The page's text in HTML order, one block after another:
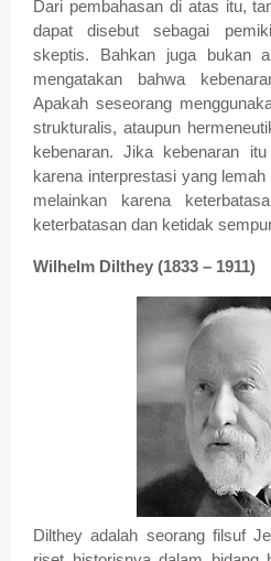
Dari pembahasan di atas itu,
dapat disebut sebagai
skeptis. Bahkan juga bukan
mengatakan bahwa
Apakah seseorang
strukturalis, ataupun
kebenaran. Jika kebenaran
karena interprestasi yang
melainkan karena
keterbatasan dan ketidak
Wilhelm Dilthey (1833 – 1911)
Dilthey adalah seorang filsuf